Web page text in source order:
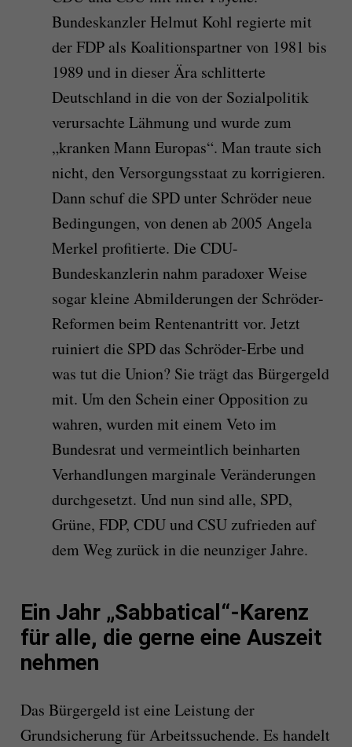
Bundeskanzler Helmut Kohl regierte mit
der FDP als Koalitionspartner von 1981 bis
1989 und in dieser Ära schlitterte
Deutschland in die von der Sozialpolitik
verursachte Lähmung und wurde zum
„kranken Mann Europas“. Man traute sich
nicht, den Versorgungsstaat zu korrigieren.
Dann schuf die SPD unter Schröder neue
Bedingungen, von denen ab 2005 Angela
Merkel profitierte. Die CDU-
Bundeskanzlerin nahm paradoxer Weise
sogar kleine Abmilderungen der Schröder-
Reformen beim Rentenantritt vor. Jetzt
ruiniert die SPD das Schröder-Erbe und
was tut die Union? Sie trägt das Bürgergeld
mit. Um den Schein einer Opposition zu
wahren, wurden mit einem Veto im
Bundesrat und vermeintlich beinharten
Verhandlungen marginale Veränderungen
durchgesetzt. Und nun sind alle, SPD,
Grüne, FDP, CDU und CSU zufrieden auf
dem Weg zurück in die neunziger Jahre.
Ein Jahr „Sabbatical“-Karenz
für alle, die gerne eine Auszeit
nehmen
Das Bürgergeld ist eine Leistung der
Grundsicherung für Arbeitssuchende. Es handelt